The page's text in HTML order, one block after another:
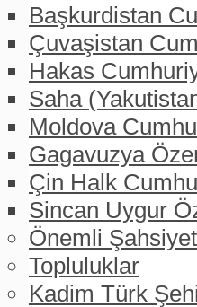
Başkurdistan
Çuvaşistan
Hakas
Saha
Moldova
Gagavuzya
Çin Halk
Sincan Uygur
Önemli
Topluluklar
Kadim Türk